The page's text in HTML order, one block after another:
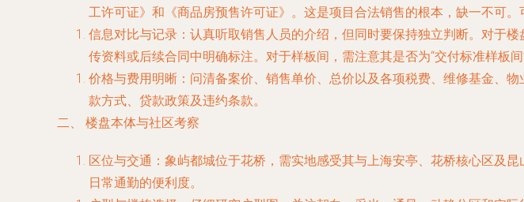
工许可证》和《商品房预售许可证》。这是项目合法销售的根本，缺一不可。
信息对比与记录 ：认真听取销售人员的介绍，但同时要保持独立判断。对于
传资料或后续合同中明确标注。对于样板间，需注意其是否为“交付标准样板
价格与费用明晰 ：问清备案价、销售单价、总价以及各项税费、维修基金、
款方式、贷款政策及违约条款。
二、 楼盘本体与社区考察
区位与交通 ：象屿都城位于花桥，需实地感受其与上海安亭、花桥核心区及
日常通勤的便利度。